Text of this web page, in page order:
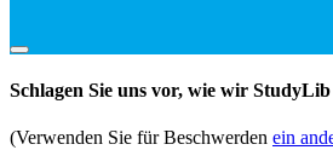
Schlagen Sie uns vor, wie wir
(Verwenden Sie für Beschwerden ein